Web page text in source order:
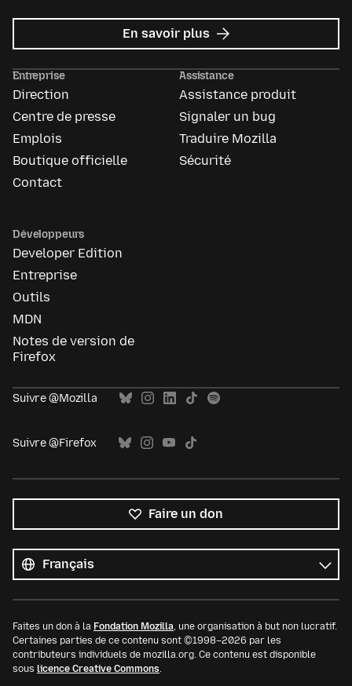
En savoir plus sur
Mozilla
Entreprise
Direction
Centre de presse
Emplois
Boutique officielle
Contact
Assistance
Assistance produit
Signaler un bug
Traduire Mozilla
Sécurité
Développeurs
Developer Edition
Entreprise
Outils
MDN
Notes de version de
Firefox
Suivre @Mozilla
Suivre @Firefox
Faire un don
les
langues
Langue
Faites un don à la Fondation Mozilla, une organisation à but non lucratif.
Certaines parties de ce contenu sont ©1998–2026 par les
contributeurs individuels de mozilla.org. Ce contenu est disponible
sous licence Creative Commons.